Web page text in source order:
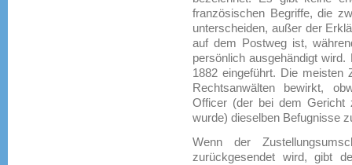
französischen Begriffe, die
unterscheiden, außer der
auf dem Postweg ist,
persönlich ausgehändigt
1882 eingeführt. Die meisten
Rechtsanwälten bewirkt,
Officer (der bei dem Gericht
wurde) dieselben Befugnisse
Wenn der
zurückgesendet wird, gibt